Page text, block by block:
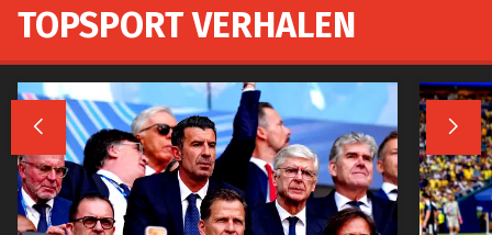
TOPSPORT VERHALEN
 